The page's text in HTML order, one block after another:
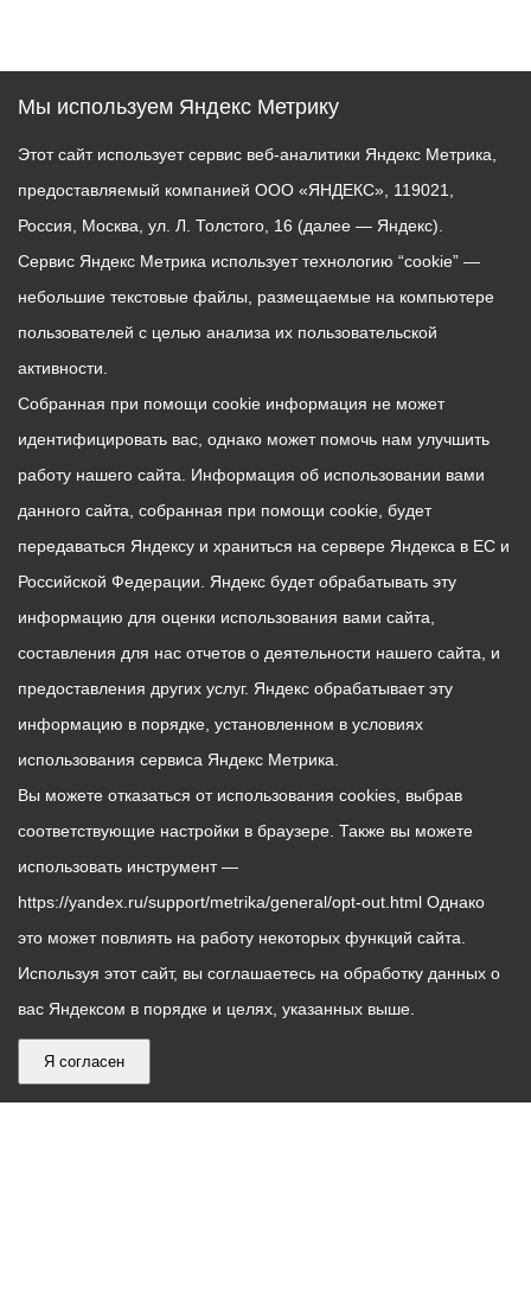
Мы используем Яндекс Метрику
Этот сайт использует сервис веб-аналитики Яндекс Метрика,
предоставляемый компанией ООО «ЯНДЕКС», 119021,
Россия, Москва, ул. Л. Толстого, 16 (далее — Яндекс).
Сервис Яндекс Метрика использует технологию “cookie” —
небольшие текстовые файлы, размещаемые на компьютере
пользователей с целью анализа их пользовательской
активности.
Собранная при помощи cookie информация не может
идентифицировать вас, однако может помочь нам улучшить
работу нашего сайта. Информация об использовании вами
данного сайта, собранная при помощи cookie, будет
передаваться Яндексу и храниться на сервере Яндекса в ЕС и
Российской Федерации. Яндекс будет обрабатывать эту
информацию для оценки использования вами сайта,
составления для нас отчетов о деятельности нашего сайта, и
предоставления других услуг. Яндекс обрабатывает эту
информацию в порядке, установленном в условиях
использования сервиса Яндекс Метрика.
Вы можете отказаться от использования cookies, выбрав
соответствующие настройки в браузере. Также вы можете
использовать инструмент —
https://yandex.ru/support/metrika/general/opt-out.html Однако
это может повлиять на работу некоторых функций сайта.
Используя этот сайт, вы соглашаетесь на обработку данных о
вас Яндексом в порядке и целях, указанных выше.
Я согласен